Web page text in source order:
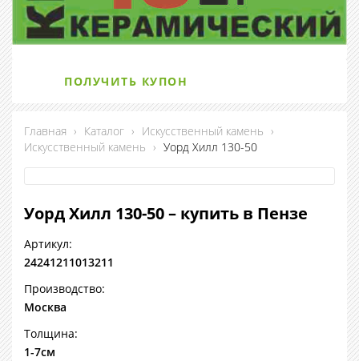
ПОЛУЧИТЬ КУПОН
Главная › Каталог › Искусственный камень ›
Искусственный камень › Уорд Хилл 130-50
Уорд Хилл 130-50 – купить в Пензе
Артикул:
24241211013211
Производство:
Москва
Толщина:
1-7см